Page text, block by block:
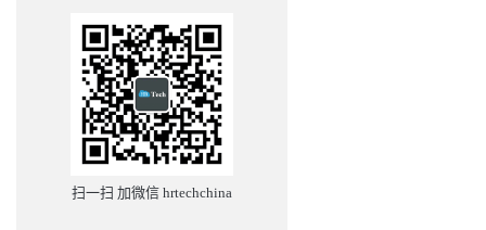
扫一扫 加微信 hrtechchina